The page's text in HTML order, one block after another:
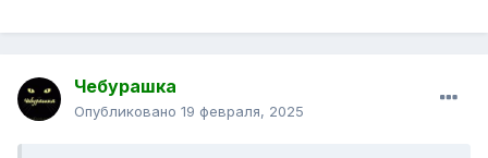
Чебурашка
Опубликовано 19 февраля, 2025